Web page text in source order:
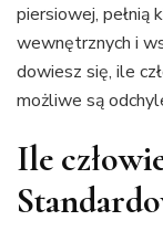
piersiowej, pełnią
wewnętrznych i
dowiesz się, ile
możliwe są
Ile